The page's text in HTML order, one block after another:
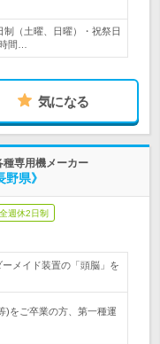
（土曜、日曜）・祝祭日
間…
気になる
種専用機メーカー
県》
週休2日制
メイド装置の「頭脳」を
)をご卒業の方、第一種運